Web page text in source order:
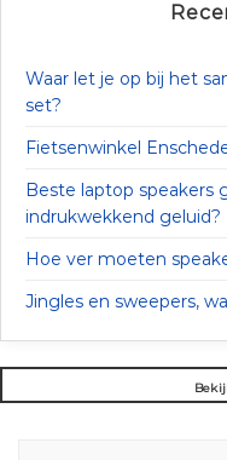
Waar let je op bij het
set?
Fietsenwinkel
Beste laptop speakers
indrukwekkend geluid?
Hoe ver moeten
Jingles en sweepers,